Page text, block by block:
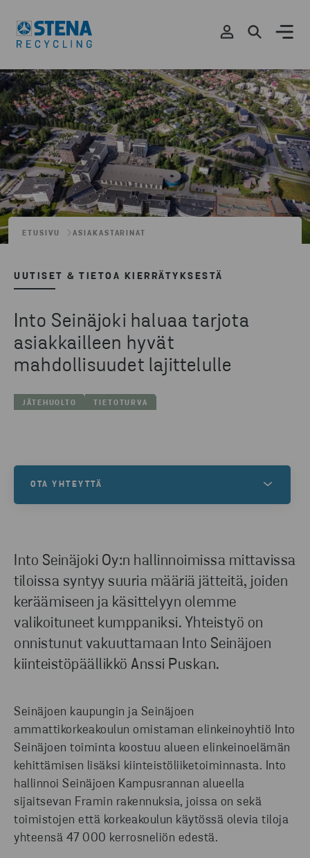
ETUSIVU ASIAKASTARINAT
UUTISET & TIETOA KIERRÄTYKSESTÄ
Into Seinäjoki haluaa tarjota
asiakkailleen hyvät
mahdollisuudet lajittelulle
JÄTEHUOLTO TIETOTURVA
Into Seinäjoki Oy:n hallinnoimissa mittavissa
tiloissa syntyy suuria määriä jätteitä, joiden
keräämiseen ja käsittelyyn olemme
valikoituneet kumppaniksi. Yhteistyö on
onnistunut vakuuttamaan Into Seinäjoen
kiinteistöpäällikkö Anssi Puskan.
Seinäjoen kaupungin ja Seinäjoen
ammattikorkeakoulun omistaman elinkeinoyhtiö Into
Seinäjoen toiminta koostuu alueen elinkeinoelämän
kehittämisen lisäksi kiinteistöliiketoiminnasta. Into
hallinnoi Seinäjoen Kampusrannan alueella
sijaitsevan Framin rakennuksia, joissa on sekä
toimistojen että korkeakoulun käytössä olevia tiloja
yhteensä 47 000 kerrosneliön edestä.
OTA YHTEYTTÄ
teille sopiva kokonaisuus asiantuntijoidemme
johdolla!
PYYDÄ TARJOUS